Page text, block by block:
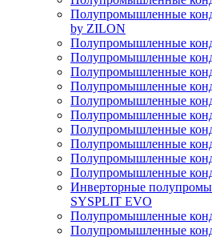
Полупромышленные
by ZILON
Полупромышленные
Полупромышленные
Полупромышленные
Полупромышленные
Полупромышленные
Полупромышленные
Полупромышленные
Полупромышленные
Полупромышленные
Полупромышленные
Инверторные
SYSPLIT EVO
Полупромышленные
Полупромышленные